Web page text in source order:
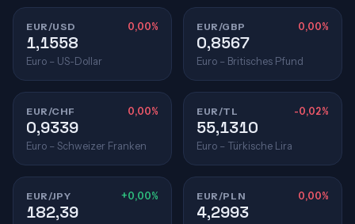
EUR/USD 0,00%
1,1558
Euro – US-Dollar
EUR/GBP 0,00%
0,8567
Euro – Britisches Pfund
EUR/CHF 0,00%
0,9339
Euro – Schweizer Franken
EUR/TL -0,02%
55,1310
Euro – Türkische Lira
EUR/JPY +0,00%
182,39
EUR/PLN 0,00%
4,2993